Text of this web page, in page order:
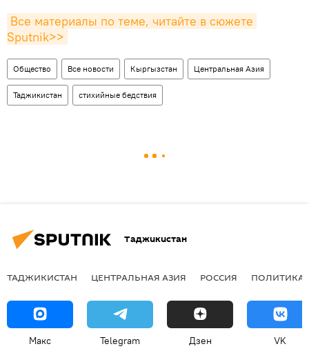
Все материалы по теме, читайте в сюжете
Sputnik>>
Общество Все новости Кыргызстан Центральная Азия
Таджикистан стихийные бедствия
Таджикистан
ТАДЖИКИСТАН ЦЕНТРАЛЬНАЯ АЗИЯ РОССИЯ ПОЛИТИКА
Макс Telegram Дзен VK